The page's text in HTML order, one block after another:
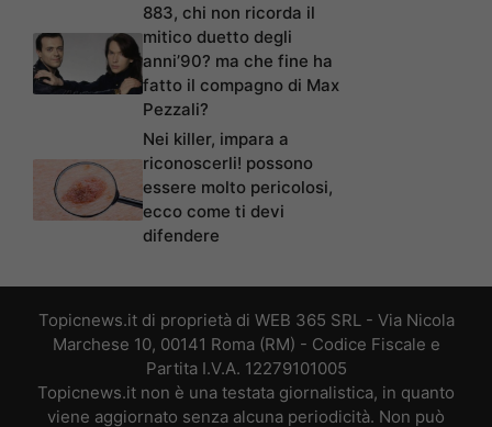
883, chi non ricorda il
mitico duetto degli
anni’90? ma che fine ha
fatto il compagno di Max
Pezzali?
Nei killer, impara a
riconoscerli! possono
essere molto pericolosi,
ecco come ti devi
difendere
Topicnews.it di proprietà di WEB 365 SRL - Via Nicola
Marchese 10, 00141 Roma (RM) - Codice Fiscale e
Partita I.V.A. 12279101005
Topicnews.it non è una testata giornalistica, in quanto
viene aggiornato senza alcuna periodicità. Non può